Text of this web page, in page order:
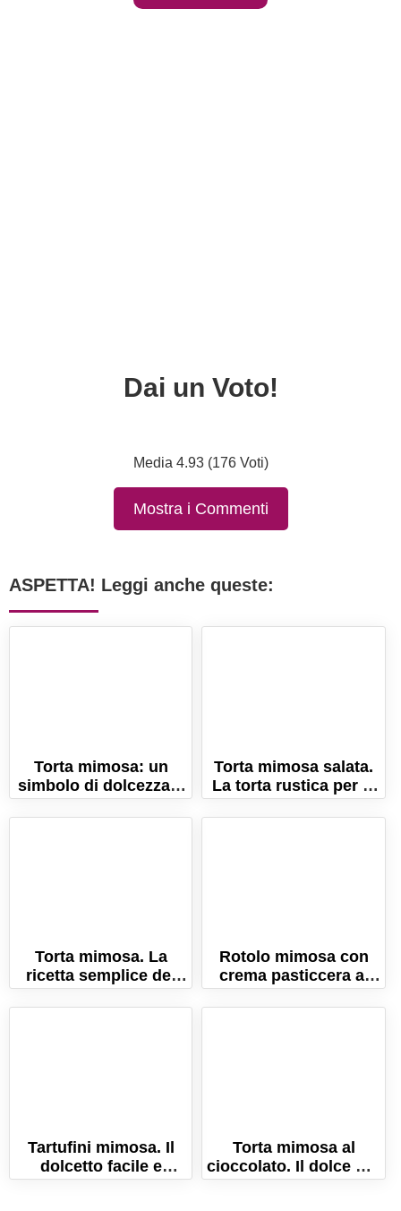
Dai un Voto!
Media 4.93 (176 Voti)
Mostra i Commenti
ASPETTA! Leggi anche queste:
Torta mimosa: un
simbolo di dolcezza e
tradizione
Torta mimosa salata.
La torta rustica per la
Festa della Donna!
Torta mimosa. La
ricetta semplice del
dolce simbolo della
festa della donna
Rotolo mimosa con
crema pasticcera al
limone. La ricetta per
la festa della donna
Tartufini mimosa. Il
dolcetto facile e
goloso per la festa
Torta mimosa al
cioccolato. Il dolce per
la festa della donna!